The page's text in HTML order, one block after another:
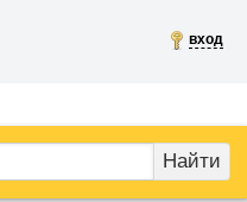
вход
Найти